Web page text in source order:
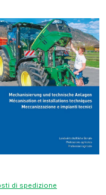
di spedizione